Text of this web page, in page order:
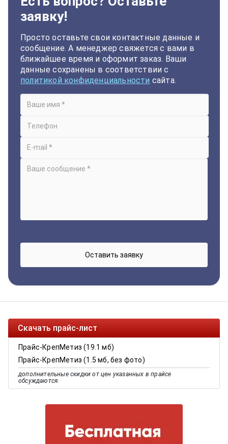
заявку!
Просто оставьте свои контактные данные и
сообщение. А менеджер свяжется с вами в
ближайшее время и оформит заказ. Ваши
данные сохранены в соответствии с
политикой конфиденциальности сайта.
Скачать прайс-лист
Прайс-КрепМетиз (19.1 мб)
Прайс-КрепМетиз (1.5 мб, без фото)
дополнительные скидки от цен указанных в прайсе
обсуждаются.